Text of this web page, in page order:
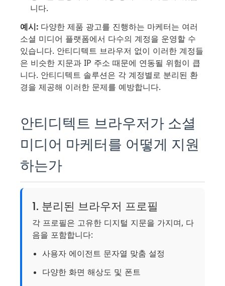
니다.
예시: 다양한 제품 광고를 진행하는 마케터는 여러
소셜 미디어 플랫폼에서 다수의 계정을 운영할 수
있습니다. 안티디텍트 브라우저 없이 이러한 계정들
은 비슷한 지문과 IP 주소 때문에 연동될 위험이 큽
니다. 안티디텍트 솔루션은 각 계정별로 분리된 환
경을 제공해 이러한 문제를 예방합니다.
안티디텍트 브라우저가 소셜
미디어 마케터를 어떻게 지원
하는가
1. 분리된 브라우저 프로필
각 프로필은 고유한 디지털 지문을 가지며, 다
음을 포함합니다:
사용자 에이전트 문자열 맞춤 설정
다양한 화면 해상도 및 폰트